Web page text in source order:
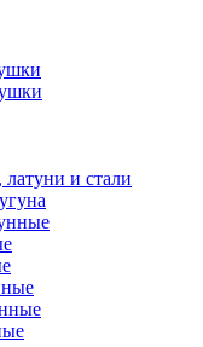
и стали